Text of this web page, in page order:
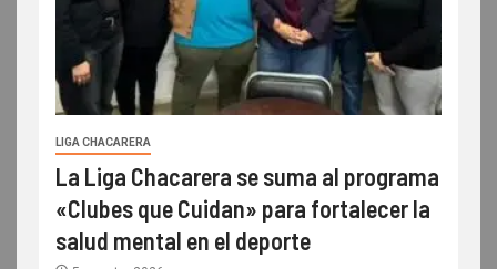
LIGA CHACARERA
La Liga Chacarera se suma al programa
«Clubes que Cuidan» para fortalecer la
salud mental en el deporte